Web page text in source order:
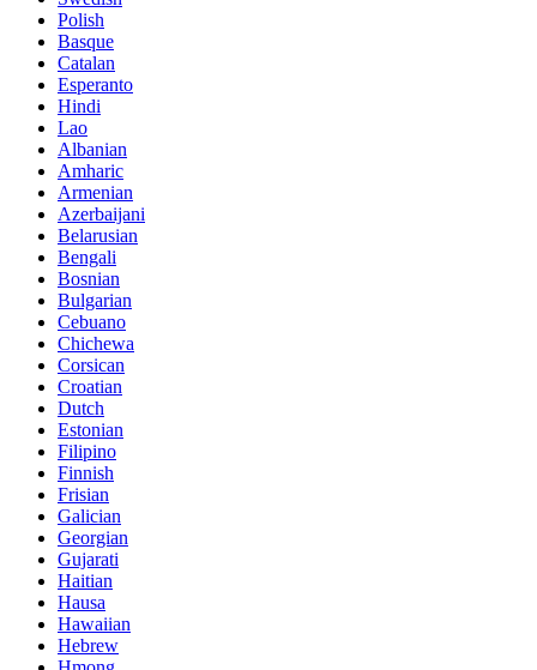
Polish
Basque
Catalan
Esperanto
Hindi
Lao
Albanian
Amharic
Armenian
Azerbaijani
Belarusian
Bengali
Bosnian
Bulgarian
Cebuano
Chichewa
Corsican
Croatian
Dutch
Estonian
Filipino
Finnish
Frisian
Galician
Georgian
Gujarati
Haitian
Hausa
Hawaiian
Hebrew